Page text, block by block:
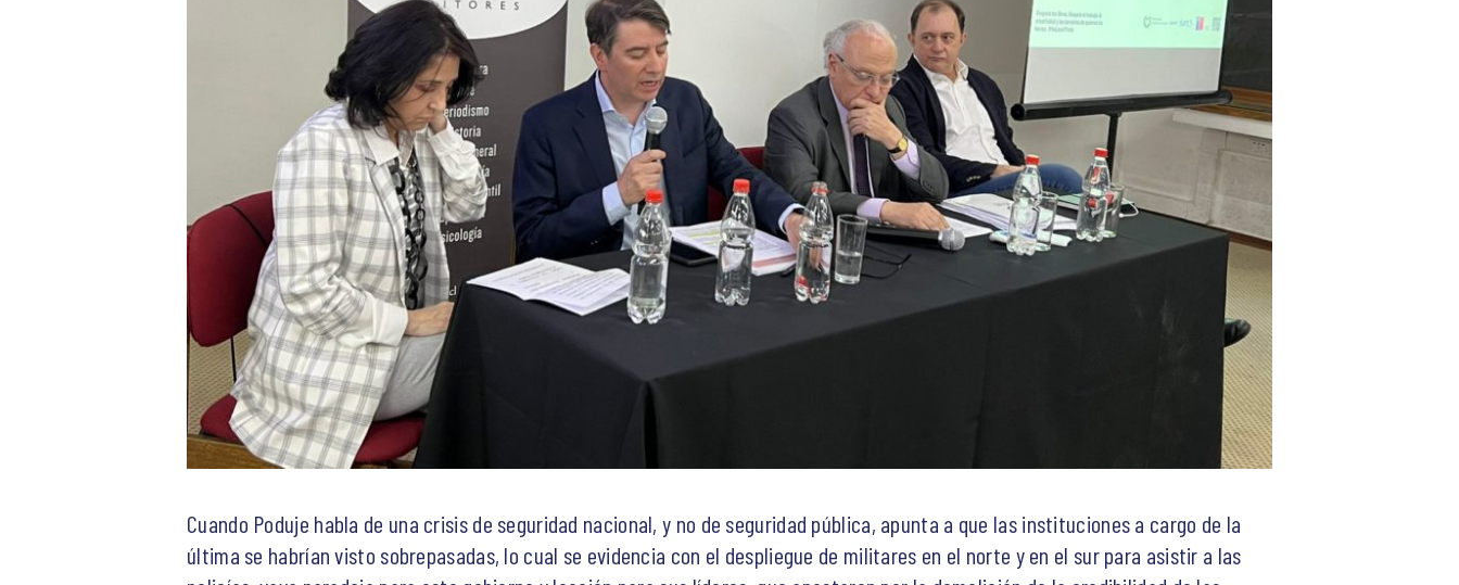
Cuando Poduje habla de una crisis de seguridad nacional, y no de seguridad pública, apunta a que las instituciones a cargo de la
última se habrían visto sobrepasadas, lo cual se evidencia con el despliegue de militares en el norte y en el sur para asistir a las